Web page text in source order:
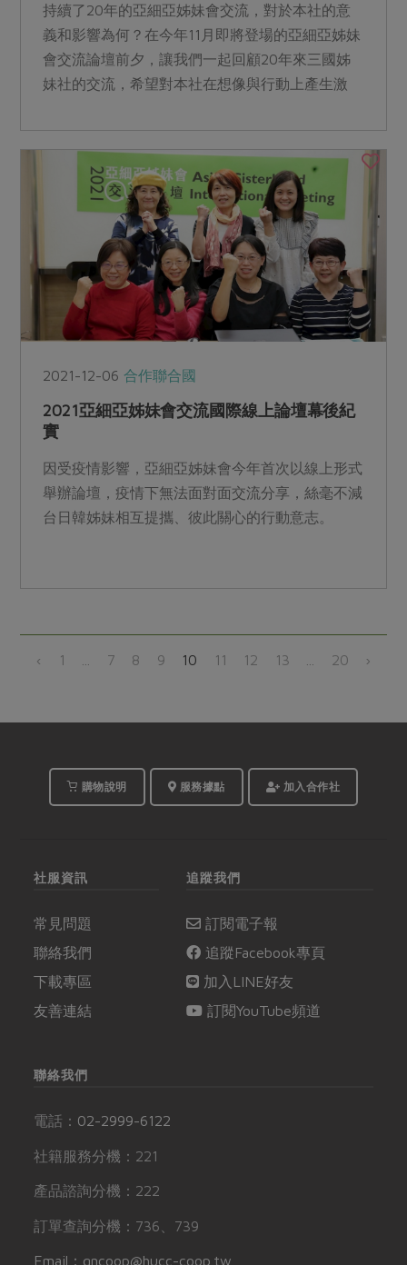
持續了20年的亞細亞姊妹會交流，對於本社的意
義和影響為何？在今年11月即將登場的亞細亞姊妹
會交流論壇前夕，讓我們一起回顧20年來三國姊
妹社的交流，希望對本社在想像與行動上產生激
2021-12-06合作聯合國
2021亞細亞姊妹會交流國際線上論壇幕後紀
實
因受疫情影響，亞細亞姊妹會今年首次以線上形式
舉辦論壇，疫情下無法面對面交流分享，絲毫不減
台日韓姊妹相互提攜、彼此關心的行動意志。
‹ 1 7 8 9 10 11 12 13 20 ›
購物說明 服務據點 加入合作社
社服資訊
常見問題
聯絡我們
下載專區
友善連結
追蹤我們
訂閱電子報
追蹤Facebook專頁
加入LINE好友
訂閱YouTube頻道
聯絡我們
電話： 02-2999-6122
社籍服務分機：221
產品諮詢分機：222
訂單查詢分機：736、739
Email：gncoop@hucc-coop.tw